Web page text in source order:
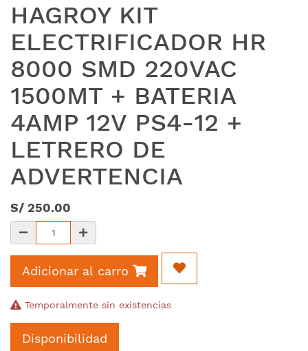
HAGROY KIT
ELECTRIFICADOR HR
8000 SMD 220VAC
1500MT + BATERIA
4AMP 12V PS4-12 +
LETRERO DE
ADVERTENCIA
S/ 250.00
Adicionar al carro
Temporalmente sin existencias
Disponibilidad